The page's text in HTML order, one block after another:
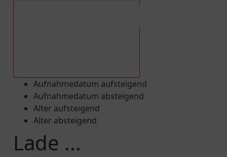
Aufnahmedatum aufsteigend
Aufnahmedatum absteigend
Alter aufsteigend
Alter absteigend
Lade ...